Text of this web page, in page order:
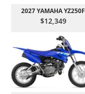
2027 YAMAHA YZ250F
$12,349